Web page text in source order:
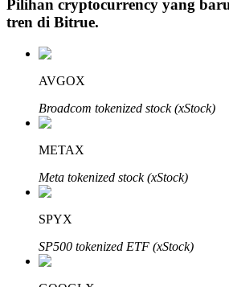
Investasi Otomatis
Raih keuntungan jangka panjang dan
Pelajari Staking
Pilihan cryptocurrency yang
tren di Bitrue.
AVGOX
Broadcom tokenized stock (xStock)
METAX
Meta tokenized stock (xStock)
SPYX
SP500 tokenized ETF (xStock)